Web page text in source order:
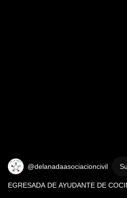
@delanadaasociacioncivil
EGRESADA DE AYUDANTE DE